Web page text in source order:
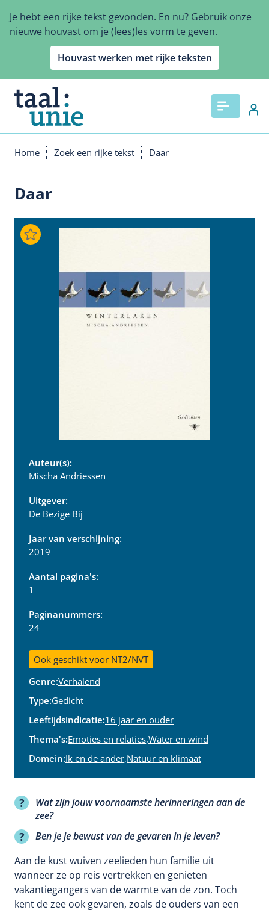
en
naar
gaan
Je hebt een rijke tekst gevonden. En nu? Gebruik onze
nieuwe houvast om je (lees)les vorm te geven.
Houvast werken met rijke teksten
Home Zoek een rijke tekst Daar
Daar
Auteur(s):
Mischa Andriessen
Uitgever:
De Bezige Bij
Jaar van verschijning:
2019
Aantal pagina's:
1
Paginanummers:
24
Ook geschikt voor NT2/NVT
Genre:Verhalend
Type:Gedicht
Leeftijdsindicatie:16 jaar en ouder
Thema's:Emoties en relaties,Water en wind
Domein:Ik en de ander,Natuur en klimaat
Wat zijn jouw voornaamste herinneringen aan de
zee?
Ben je je bewust van de gevaren in je leven?
Aan de kust wuiven zeelieden hun familie uit
wanneer ze op reis vertrekken en genieten
vakantiegangers van de warmte van de zon. Toch
kent de zee ook gevaren, zoals de ouders van een